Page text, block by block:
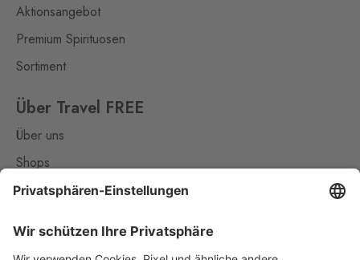
Aktionsangebot
Premium Spirituosen
Sortiment
Über Travel FREE
Über uns
Shops
Kontakt
Nützliches